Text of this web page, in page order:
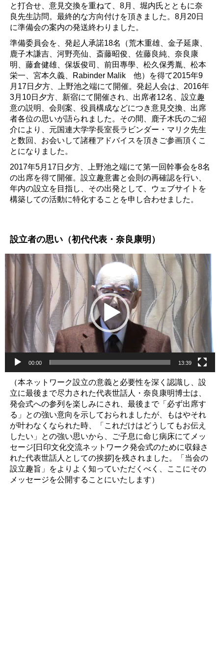
と打合せ、意見交換を重ねて、8月、堀内氏とともに奈
良先生訪問。最終的な方向付けを頂きました。8月20日
に準備会の案内の発送終わりました。
準備委員会を、発起人承諾18名（荒木重雄、金子延康、
鹿子木謙吉、河野亮仙、斎藤昭俊、佐藤良純、奈良康
明、藤倉健雄、保坂俊司、前田專學、松久保秀胤、松本
栄一、宮本久義、Rabinder Malik 他）を得て2015年9
月17日夕方、上野池之端にて開催。発起人会は、2016年
3月10日夕方、新宿にて開催され、出席者12名、設立趣
意の説明、会則案、役員構成などにつき意見交換、出席
者各位の思いが語られました。その間、鹿子木氏のご紹
介により、元国連大学学長室長ラビンダー・マリク先生
と数回、お会いして諸種アドバイスを頂きご参画頂くこ
とになりました。
2017年5月17日夕方、上野池之端にて第一回幹事会を8名
の出席を得て開催。設立趣意書と会則の再確認を行い、
年内の設立を目指し、その出発として、ウェブサイトを
構築しての活動に特化することを申し合わせました。
設立者の思い（初代代表・奈良康明）
動
ー
ー
00:00 13:39
（本ネットワーク設立の意義と必要性を深く認識し、設
立に最後まで尽力された代表世話人・奈良康明博士は、
発会式への参列を楽しみにされ、最後まで「必ず出席す
る」との強い意向を示しておられましたが、もはやそれ
が叶わなくなられた時、「これだけはどうしてもお伝え
したい」との強い思いから、ご子息に命じ病床にてメッ
セージ[日印文化交流ネットワーク発会式のために収録さ
れた代表世話人としての挨拶]を残されました。「当会の
設立趣旨」をよりよく知っていただくべく、ここにその
メッセージを公開することにいたします）